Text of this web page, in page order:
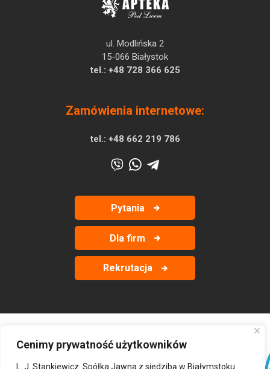
Cenimy prywatność użytkowników
L. J. Stankiewicz. Spółka Jawna z siedzibą w Białymstoku
ul. Modlińska 2
15-066 Białystok
tel.: +48 728 366 625
Zamówienia internetowe:
tel.: +48 662 219 786
Pytania
Dla firm
Rekrutacja